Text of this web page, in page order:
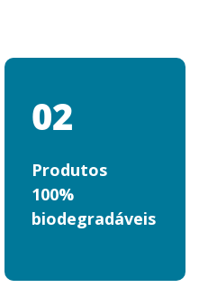
02
Produtos
100%
biodegradáveis